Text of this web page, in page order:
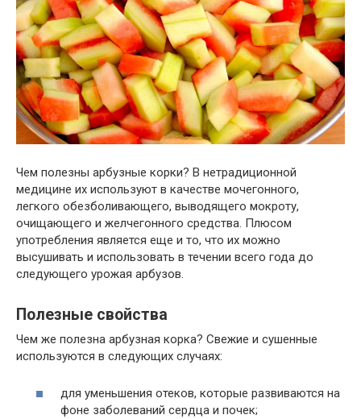
Чем полезны арбузные корки? В нетрадиционной
медицине их используют в качестве мочегонного,
легкого обезболивающего, выводящего мокроту,
очищающего и желчегонного средства. Плюсом
употребления является еще и то, что их можно
высушивать и использовать в течении всего года до
следующего урожая арбузов.
Полезные свойства
Чем же полезна арбузная корка? Свежие и сушенные
используются в следующих случаях:
для уменьшения отеков, которые развиваются на
фоне заболеваний сердца и почек;